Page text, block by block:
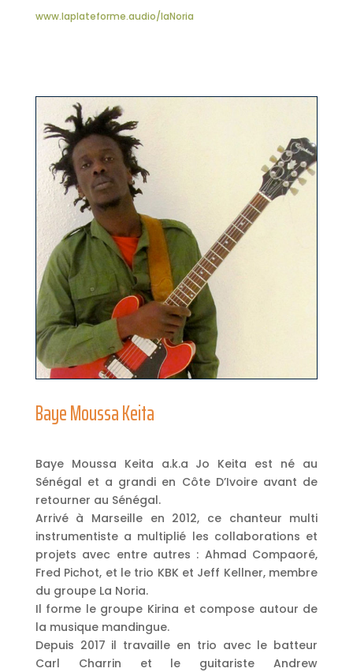
www.laplateforme.audio/laNoria
Baye Moussa Keita
Baye Moussa Keita a.k.a Jo Keita est né au
Sénégal et a grandi en Côte D’Ivoire avant de
retourner au Sénégal.
Arrivé à Marseille en 2012, ce chanteur multi
instrumentiste a multiplié les collaborations et
projets avec entre autres : Ahmad Compaoré,
Fred Pichot, et le trio KBK et Jeff Kellner, membre
du groupe La Noria.
Il forme le groupe Kirina et compose autour de
la musique mandingue.
Depuis 2017 il travaille en trio avec le batteur
Carl Charrin et le guitariste Andrew